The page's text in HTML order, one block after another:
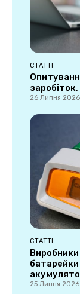
СТАТТІ
26 Липня 2026
СТАТТІ
батарейки
25 Липня 2026